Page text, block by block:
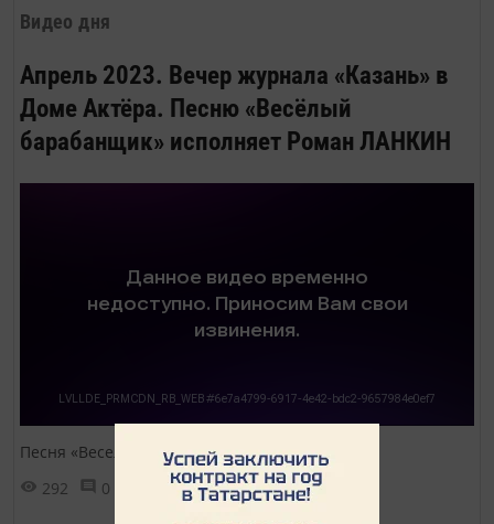
Видео дня
Апрель 2023. Вечер журнала «Казань» в
Доме Актёра. Песню «Весёлый
барабанщик» исполняет Роман ЛАНКИН
Песня «Веселый барабанщик»
292
0